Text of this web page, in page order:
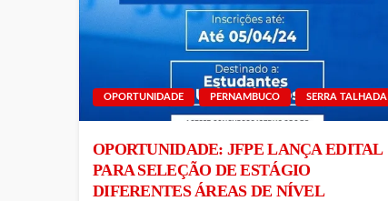
OPORTUNIDADE PERNAMBUCO SERRA TALHADA
OPORTUNIDADE: JFPE LANÇA EDITAL
PARA SELEÇÃO DE ESTÁGIO
DIFERENTES ÁREAS DE NÍVEL